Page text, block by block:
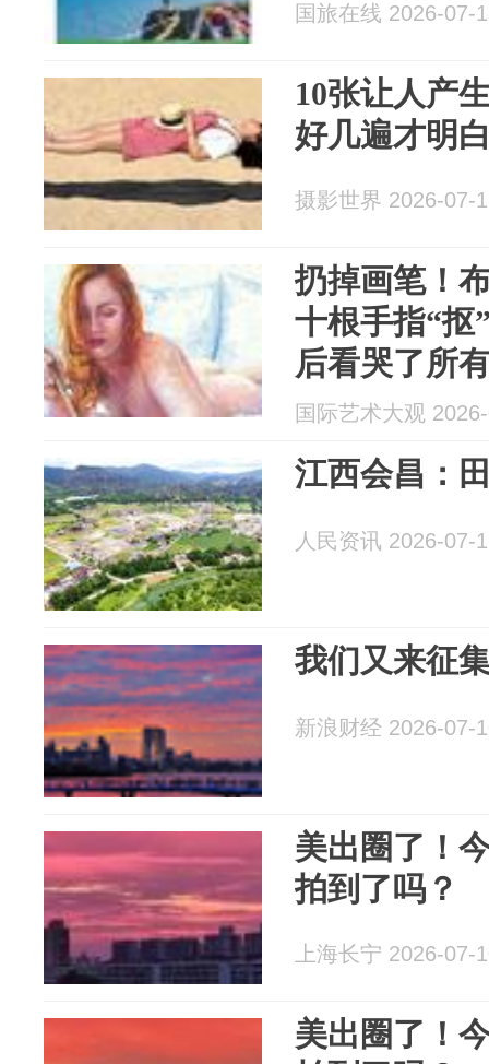
国旅在线 2026-07-
10张让人产
好几遍才明
摄影世界 2026-07-
扔掉画笔！
十根手指“抠
后看哭了所
国际艺术大观
江西会昌：
人民资讯 2026-07-
我们又来征
新浪财经 2026-07-
美出圈了！
拍到了吗？
上海长宁 2026-07-
美出圈了！